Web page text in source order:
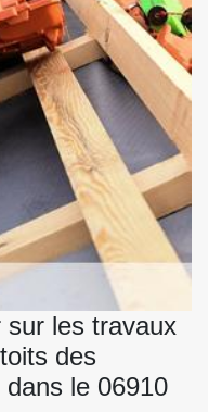
sur les travaux
des
le 06910